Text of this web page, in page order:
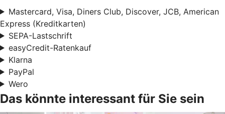
Mastercard, Visa, Diners Club, Discover, JCB, American
Express (Kreditkarten)
SEPA-Lastschrift
easyCredit-Ratenkauf
Klarna
PayPal
Wero
Das könnte interessant für Sie sein